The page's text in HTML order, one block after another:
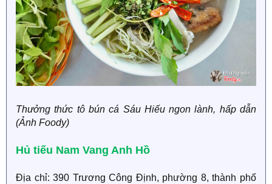
Thưởng thức tô bún cá Sáu Hiếu ngon lành, hấp dẫn
(Ảnh Foody)
Hủ tiếu Nam Vang Anh Hồ
Địa chỉ: 390 Trương Công Định, phường 8, thành phố